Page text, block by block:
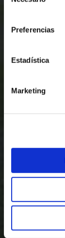
Preferencias
Estadística
Marketing